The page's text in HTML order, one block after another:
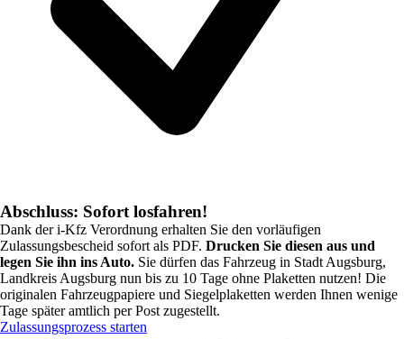
Abschluss: Sofort losfahren!
Dank der i-Kfz Verordnung erhalten Sie den vorläufigen
Zulassungsbescheid sofort als PDF. Drucken Sie diesen aus und
legen Sie ihn ins Auto. Sie dürfen das Fahrzeug in Stadt Augsburg,
Landkreis Augsburg nun bis zu 10 Tage ohne Plaketten nutzen! Die
originalen Fahrzeugpapiere und Siegelplaketten werden Ihnen wenige
Tage später amtlich per Post zugestellt.
Zulassungsprozess starten